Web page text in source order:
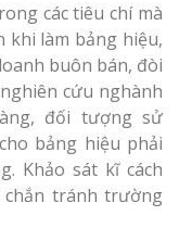
các tiêu chí mà
khi làm bảng hiệu,
buôn bán, đòi
cứu nghành
đối tượng sử
bảng hiệu phải
Khảo sát kĩ cách
chắn tránh trường
Thi Công
An Nâng Tầm
Làm Biển
Rẻ Tại Vinh Giải Pháp